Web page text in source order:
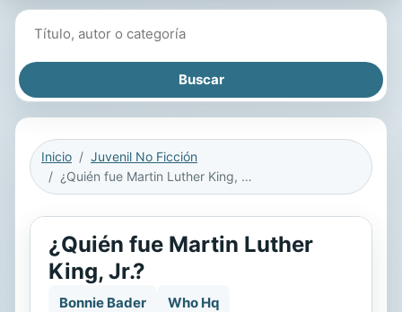
Inicio
Juvenil No Ficción
¿Quién fue Martin Luther King, Jr.?
¿Quién fue Martin Luther
King, Jr.?
Bonnie Bader Who Hq